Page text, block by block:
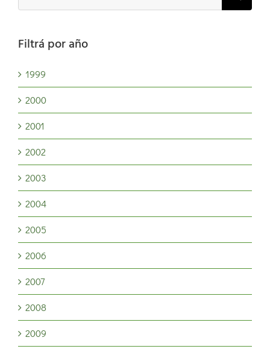
Filtrá por año
1999
2000
2001
2002
2003
2004
2005
2006
2007
2008
2009